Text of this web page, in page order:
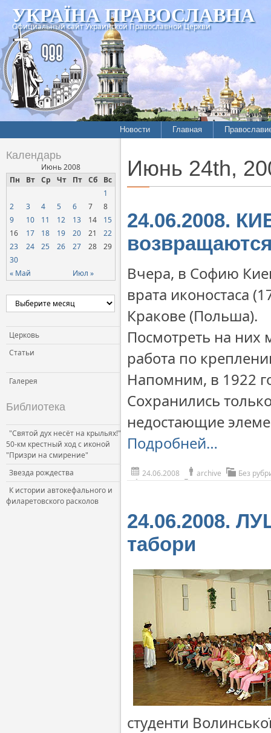
УКРАЇНА ПРАВОСЛАВНА
Официальный сайт Украинской Православной Церкви
Новости Главная
Календарь
Июнь 2008
Пн
Вт Ср Чт Пт Сб Вс
« Май Июл »
1
2
3 4 5 6 7
8
9
10 11 12 13 14
15
16
17 18 19 20 21
22
23
24 25 26 27 28
29
30
Церковь
Статьи
Галерея
Библиотека
"Святой дух несёт на крыльях!"
50-км крестный ход с иконой
"Призри на смирение"
Звезда рождества
К истории автокефального и
филаретовского расколов
Июнь 24th,
24.06.2008.
Вчера, в Софию
врата иконостаса
Кракове (Польша).
Посмотреть на них
работа по
Напомним, в 1922
Сохранились
недостающие
Подробней…
24.06.2008 archive Без
24.06.2008.
табори
студенти